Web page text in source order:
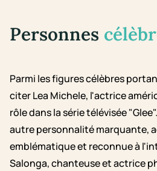
Personnes
Parmi les figures célèbres
citer Lea Michele, l'actrice
rôle dans la série télévisée
autre personnalité marquante,
emblématique et reconnue à
Salonga, chanteuse et actrice